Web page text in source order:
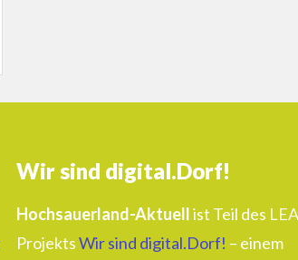
Wir sind digital.Dorf!
Hochsauerland-Aktuellist Teil des
ProjektsWir sind digital.Dorf! – einem